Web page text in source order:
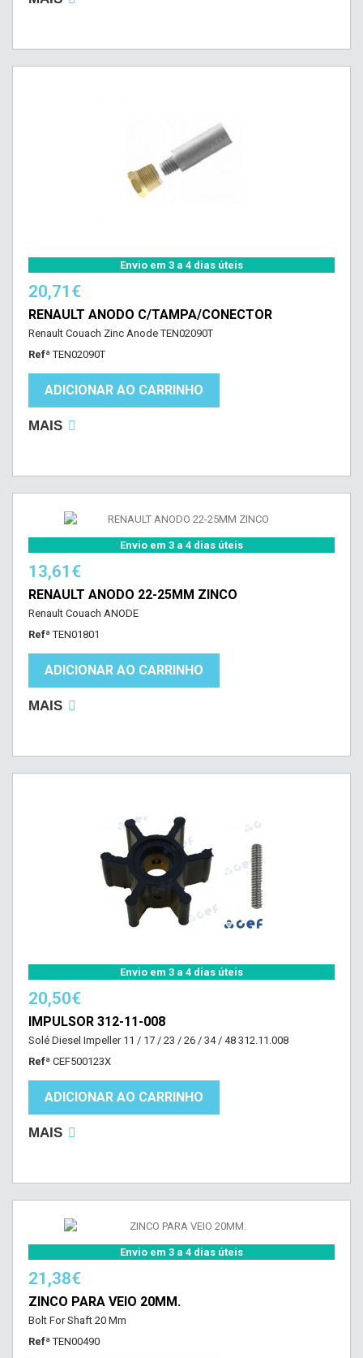
Envio em 3 a 4 dias úteis
20,71€
RENAULT ANODO C/TAMPA/CONECTOR
Renault Couach Zinc Anode TEN02090T
Refª TEN02090T
ADICIONAR AO CARRINHO
MAIS
Envio em 3 a 4 dias úteis
13,61€
RENAULT ANODO 22-25MM ZINCO
Renault Couach ANODE
Refª TEN01801
ADICIONAR AO CARRINHO
MAIS
Envio em 3 a 4 dias úteis
20,50€
IMPULSOR 312-11-008
Solé Diesel Impeller 11 / 17 / 23 / 26 / 34 / 48 312.11.008
Refª CEF500123X
ADICIONAR AO CARRINHO
MAIS
Envio em 3 a 4 dias úteis
21,38€
ZINCO PARA VEIO 20MM.
Bolt For Shaft 20 Mm
Refª TEN00490